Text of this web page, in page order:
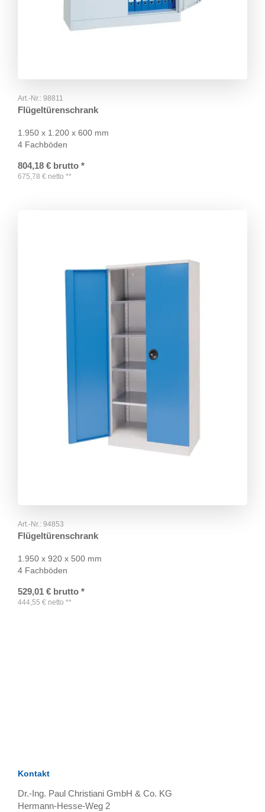
Art.-Nr.: 98811
Flügeltürenschrank
1.950 x 1.200 x 600 mm
4 Fachböden
804,18 € brutto *
675,78 € netto **
Art.-Nr.: 94853
Flügeltürenschrank
1.950 x 920 x 500 mm
4 Fachböden
529,01 € brutto *
444,55 € netto **
Kontakt
Dr.-Ing. Paul Christiani GmbH & Co. KG
Hermann-Hesse-Weg 2